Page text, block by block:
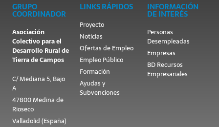
GRUPO
COORDINADOR
Asociación
Colectivo para el
Desarrollo Rural de
Tierra de Campos
C/ Mediana 5, Bajo
A
47800 Medina de
Rioseco
Valladolid (España)
LINKS RÁPIDOS
Proyecto
Noticias
Ofertas de Empleo
Empleo Público
Formación
Ayudas y
Subvenciones
INFORMACIÓN
DE INTERÉS
Personas
Desempleadas
Empresas
BD Recursos
Empresariales